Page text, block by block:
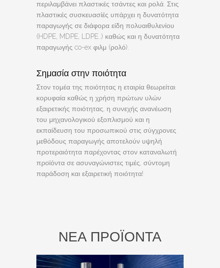
περιλαμβάνει πλαστικές τσάντες και ρολά. Στις
πλαστικές συσκευασίές υπάρχει η δυνατότητα
παραγωγής σε διάφορα είδη πολυαιθυλενίου
(HDPE, MDPE, LDPE..) καθώς και η δυνατότητα
παραγωγής co-ex φιλμ (ρολό).
Σημασία στην ποιότητα
Στον τομέα της ποιότητας η εταιρία θεωρείται
κορυφαία καθώς η χρήση πρώτων υλών
εξαιρετικής ποιότητας, η συνεχής ανανέωση
του μηχανολογικού εξοπλισμού και η
εκπαίδευση του προσωπικού στις σύγχρονες
μεθόδους παραγωγής αποτελούν υψηλή
προτεραιότητα παρέχοντας στον καταναλωτή
προϊόντα σε ασυναγώνιστες τιμές, σύντομη
παράδοση και εξαιρετική ποιότητα!
ΝΕΑ ΠΡΟΪΟΝΤΑ